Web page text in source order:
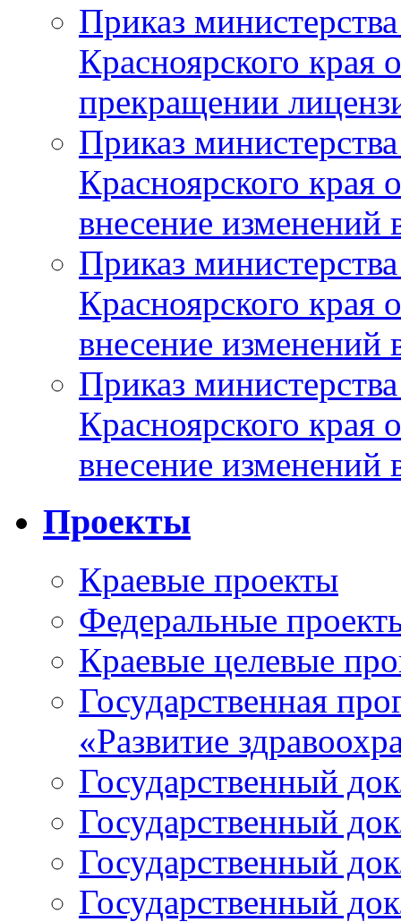
Приказ
Красноярского
прекращении
Приказ
Красноярского
внесение изменений
Приказ
Красноярского
внесение изменений
Приказ
Красноярского
внесение изменений
Проекты
Краевые проекты
Федеральные
Краевые целевые
Государственная
«Развитие
Государственный
Государственный
Государственный
Государственный